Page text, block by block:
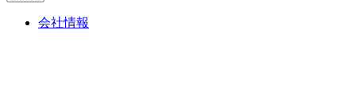
会社情報